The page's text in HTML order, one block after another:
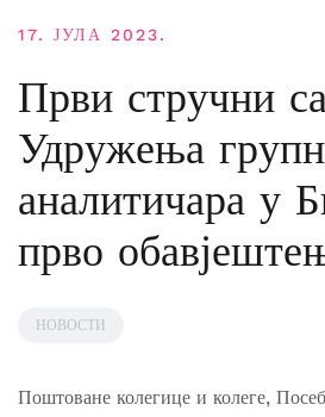
17. ЈУЛА 2023.
Први стручни
Удружења
аналитичара у
прво
НОВОСТИ
Поштоване колегице и колеге,